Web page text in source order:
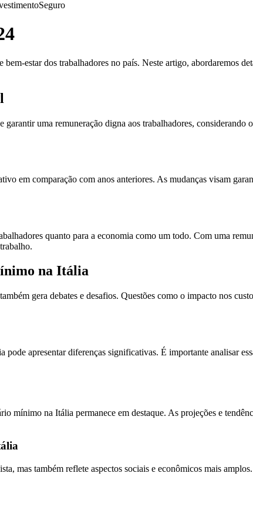
Seguro
estar dos trabalhadores no país. Neste artigo, abordaremos
uma remuneração digna aos trabalhadores,
em comparação com anos anteriores. As mudanças visam
quanto para a economia como um todo. Com uma
na Itália
gera debates e desafios. Questões como o impacto nos
apresentar diferenças significativas. É importante analisar
mínimo na Itália permanece em destaque. As projeções e
mas também reflete aspectos sociais e econômicos mais